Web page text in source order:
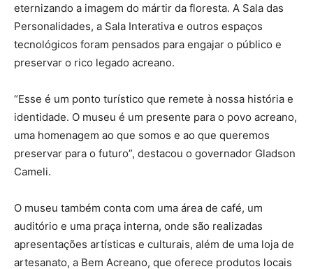
eternizando a imagem do mártir da floresta. A Sala das
Personalidades, a Sala Interativa e outros espaços
tecnológicos foram pensados para engajar o público e
preservar o rico legado acreano.
“Esse é um ponto turístico que remete à nossa história e
identidade. O museu é um presente para o povo acreano,
uma homenagem ao que somos e ao que queremos
preservar para o futuro”, destacou o governador Gladson
Cameli.
O museu também conta com uma área de café, um
auditório e uma praça interna, onde são realizadas
apresentações artísticas e culturais, além de uma loja de
artesanato, a Bem Acreano, que oferece produtos locais